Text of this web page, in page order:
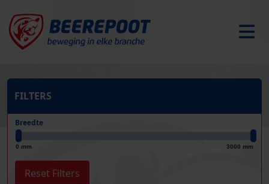
FILTERS
Breedte
0 mm 3000 mm